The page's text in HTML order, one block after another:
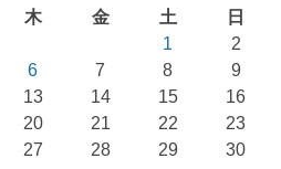
木 金 土
日
1
2
6 7 8
9
13 14 15
16
20 21 22
23
27 28 29
30